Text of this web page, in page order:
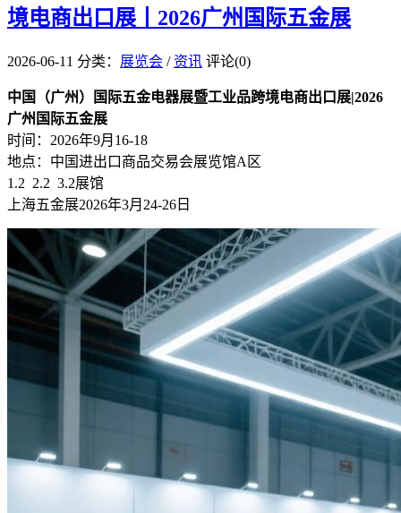
境电商出口展丨2026广州国际五金展
2026-06-11 分类： 展览会 / 资讯 评论(0)
中国（广州）国际五金电器展暨工业品跨境电商出口展|2026
广州国际五金展
时间：2026年9月16-18
地点：中国进出口商品交易会展览馆A区
1.2 2.2 3.2展馆
上海五金展2026年3月24-26日